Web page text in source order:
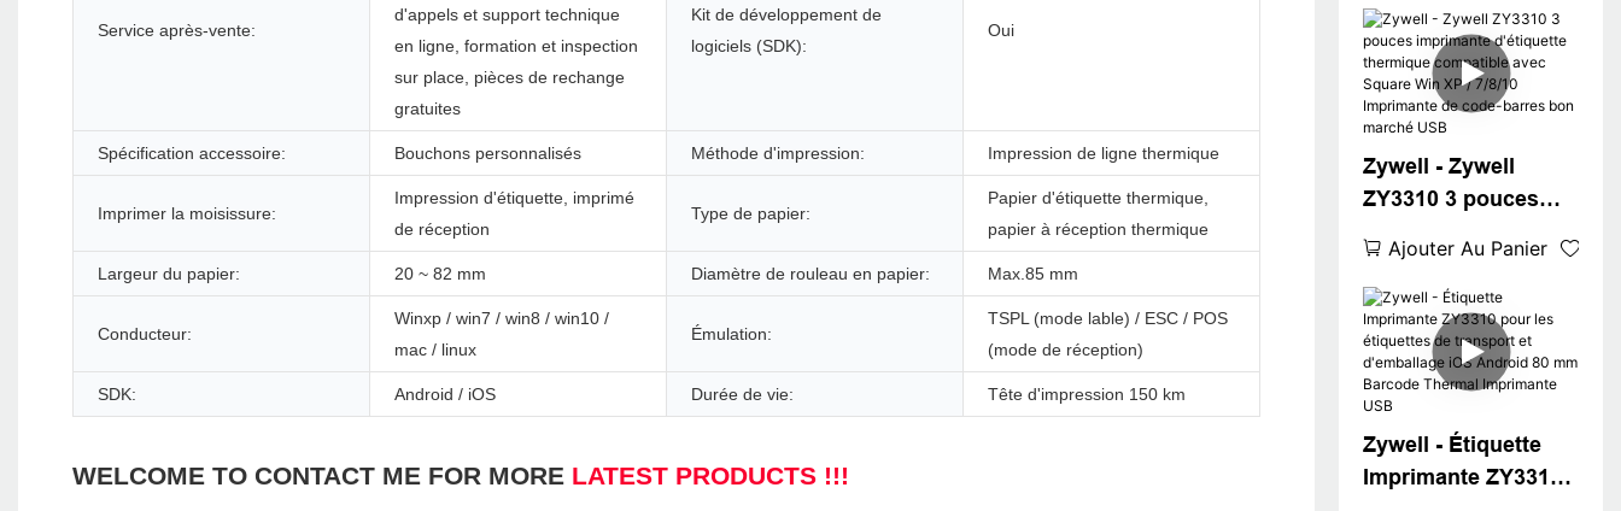
encre Android iOS
System ZY3310
Bluetooth Sticker
Barcode QR code
RS
Zywell - Zywell
ZY3310 3 pouces
d'étiquette
thermique
compatible avec
Square Win XP /
7/8/10 Imprimante de
code-barres bon
marché USB
Ajouter Au Panier
Zywell - Étiquette
Imprimante ZY3310
Service après-vente:
d'appels et support technique
en ligne, formation et inspection
sur place, pièces de rechange
gratuites
Kit de développement de
logiciels (SDK):
Oui
Spécification accessoire: Bouchons personnalisés Méthode d'impression: Impression de ligne thermique
Imprimer la moisissure:
Impression d'étiquette, imprimé
de réception
Type de papier:
Papier d'étiquette thermique,
papier à réception thermique
Largeur du papier: 20 ~ 82 mm Diamètre de rouleau en papier: Max.85 mm
Conducteur:
Winxp / win7 / win8 / win10 /
mac / linux
Émulation:
TSPL (mode lable) / ESC / POS
(mode de réception)
SDK: Android / iOS Durée de vie: Tête d'impression 150 km
WELCOME TO CONTACT ME FOR MORE LATEST PRODUCTS !!!